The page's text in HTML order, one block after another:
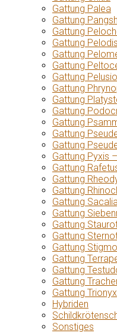
Gattung Palea
Gattung
Gattung
Gattung
Gattung
Gattung
Gattung
Gattung
Gattung
Gattung
Gattung
Gattung
Gattung
Gattung Pyxis
Gattung
Gattung
Gattung
Gattung
Gattung
Gattung
Gattung
Gattung
Gattung
Gattung
Gattung
Gattung Trionyx
Hybriden
Sonstiges